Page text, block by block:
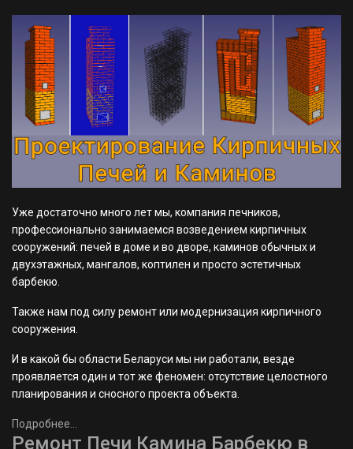
Уже достаточно много лет мы, компания печников,
профессионально занимаемся возведением кирпичных
сооружений: печей в доме и во дворе, каминов обычных и
двухэтажных, мангалов, коптилен и просто эстетичных
барбекю.
Также нам под силу ремонт или модернизация кирпичного
сооружения.
И в какой бы области Беларуси мы ни работали, везде
проявляется один и тот же феномен: отсутствие целостного
планирования и сносного проекта объекта.
Подробнее...
Ремонт Печи Камина Барбекю в